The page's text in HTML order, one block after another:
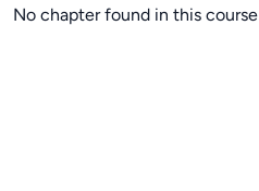
No chapter found in this course